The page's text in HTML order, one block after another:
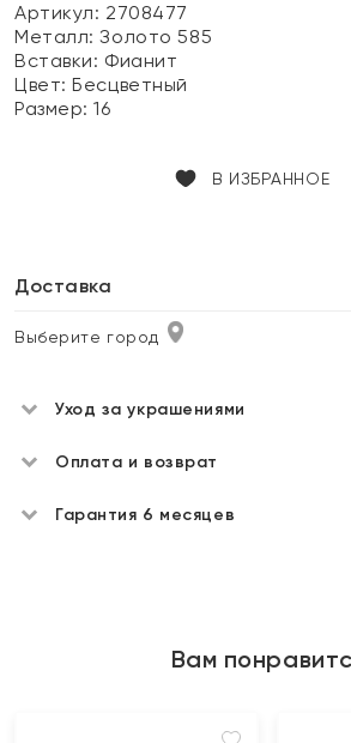
Артикул: 2708477
Металл:Золото 585
Вставки: Фианит
Цвет:Бесцветный
Размер:16
В ИЗБРАННОЕ
Доставка
Выберите город
Уход за украшениями
Оплата и возврат
Гарантия 6 месяцев
Вам